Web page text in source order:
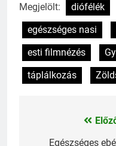
Megjelölt: diófélék
egészséges nasi
esti filmnézés
táplálkozás
Bejegyzés
Egészséges